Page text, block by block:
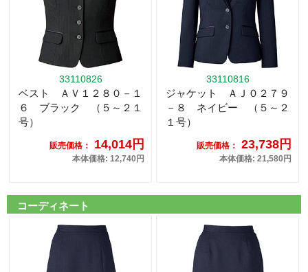
33110826
ベスト ＡＶ１２８０－１
６ ブラック （５～２１
号）
販売価格： 14,014円
本体価格: 12,740円
33110816
ジャケット ＡＪ０２７９
－８ ネイビー （５～２
１号）
販売価格： 23,738円
本体価格: 21,580円
コーディネート